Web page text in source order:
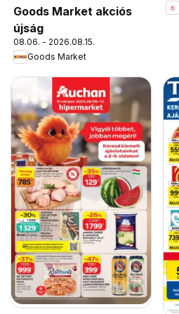
Goods Market akciós
újság
08.06. - 2026.08.15.
Goods Market